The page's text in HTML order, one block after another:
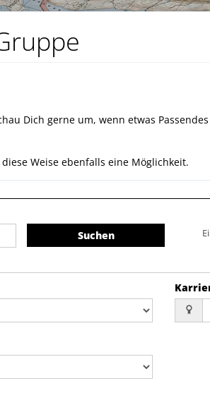
Dich gerne um, wenn etwas
Weise ebenfalls eine Möglichkeit.
Suchen